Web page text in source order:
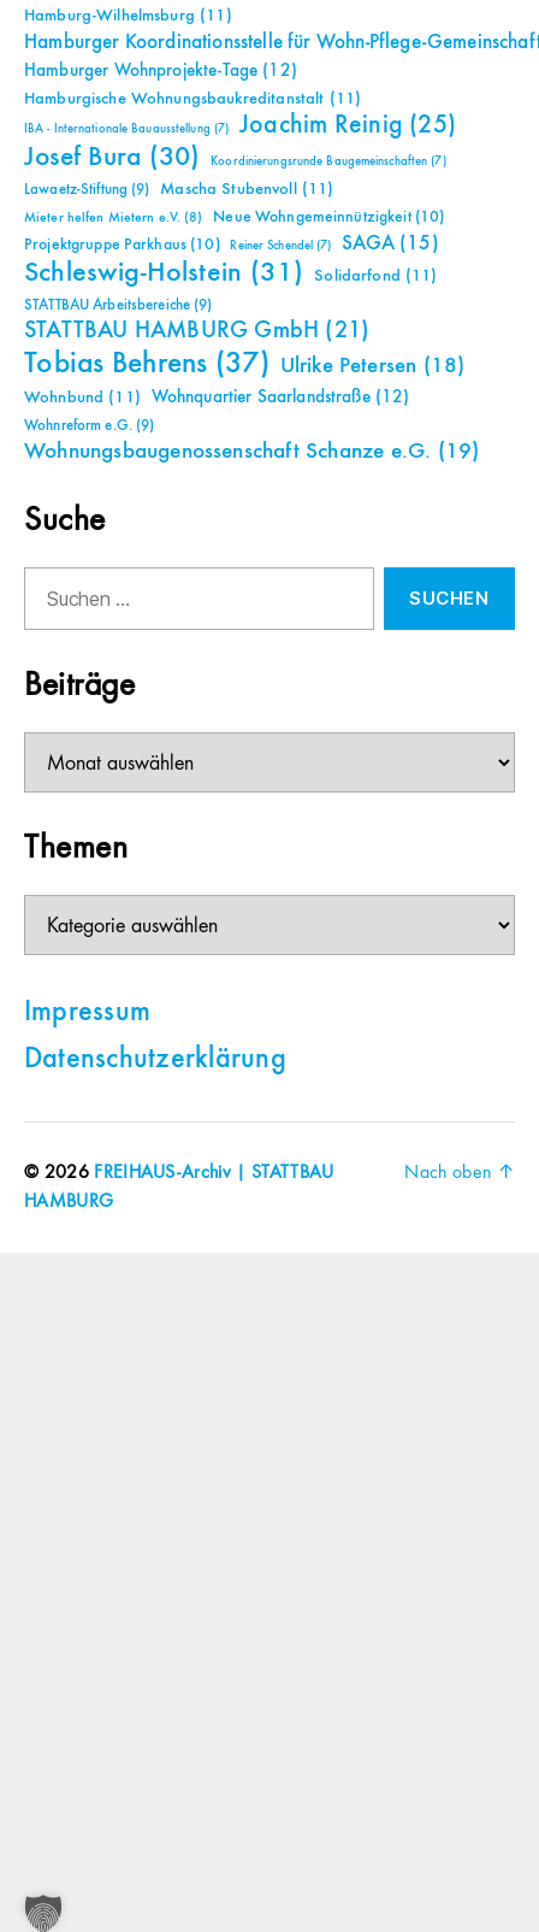
Hamburg-Wilhelmsburg (11)
Hamburger Koordinationsstelle für Wohn-Pflege-
Hamburger Wohnprojekte-Tage (12)
Hamburgische Wohnungsbaukreditanstalt (11)
IBA - Internationale Bauausstellung (7) Joachim Reinig (25)
Josef Bura (30) Koordinierungsrunde Baugemeinschaften (7)
Lawaetz-Stiftung (9) Mascha Stubenvoll (11)
Mieter helfen Mietern e.V. (8) Neue Wohngemeinnützigkeit(10)
Projektgruppe Parkhaus (10) Reiner Schendel (7) SAGA(15)
Schleswig-Holstein (31) Solidarfond (11)
STATTBAU Arbeitsbereiche (9)
STATTBAU HAMBURG GmbH (21)
Tobias Behrens (37) Ulrike Petersen (18)
Wohnbund (11) Wohnquartier Saarlandstraße(12)
Wohnreform e.G.(9)
Wohnungsbaugenossenschaft Schanze e.G. (19)
Suche
nach:
Beiträge
Themen
Impressum
Datenschutzerklärung
© 2026 FREIHAUS-Archiv | STATTBAU
HAMBURG
Nach oben ↑